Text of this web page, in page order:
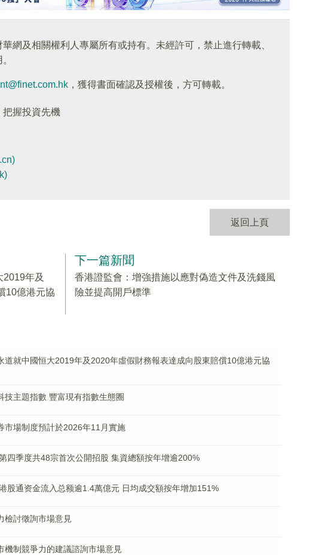
網及相關權利人專屬所有或持有。未經許可，禁止進行轉載、
，獲得書面確認及授權後，方可轉載。
握投資先機
返回上頁
年及
10億港元協
下一篇新聞
香港證監會：增強措施以應對偽造文件及洗錢風
險並提高開戶標準
道就中國恒大2019年及2020年虛假財務報表達成向股東賠償10億港元協
技主題指數 豐富現有指數生態圈
市場制度預計於2026年11月實施
四季度共48宗首次公開招股 集資總額按年增逾200%
股通资金流入总额逾1.4萬億元 日均成交額按年增加151%
檢討徵詢市場意見
機制競爭力的建議諮詢市場意見